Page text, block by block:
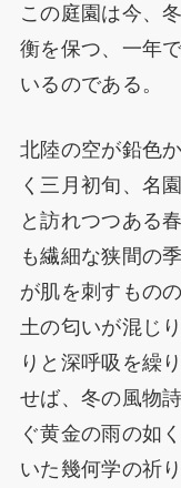
この庭園は今、
衡を保つ、一年
いるのである。
北陸の空が鉛色
く三月初旬、名
と訪れつつある
も繊細な狭間の
が肌を刺すもの
土の匂いが混じ
りと深呼吸を繰
せば、冬の風物
ぐ黄金の雨の如
いた幾何学の祈